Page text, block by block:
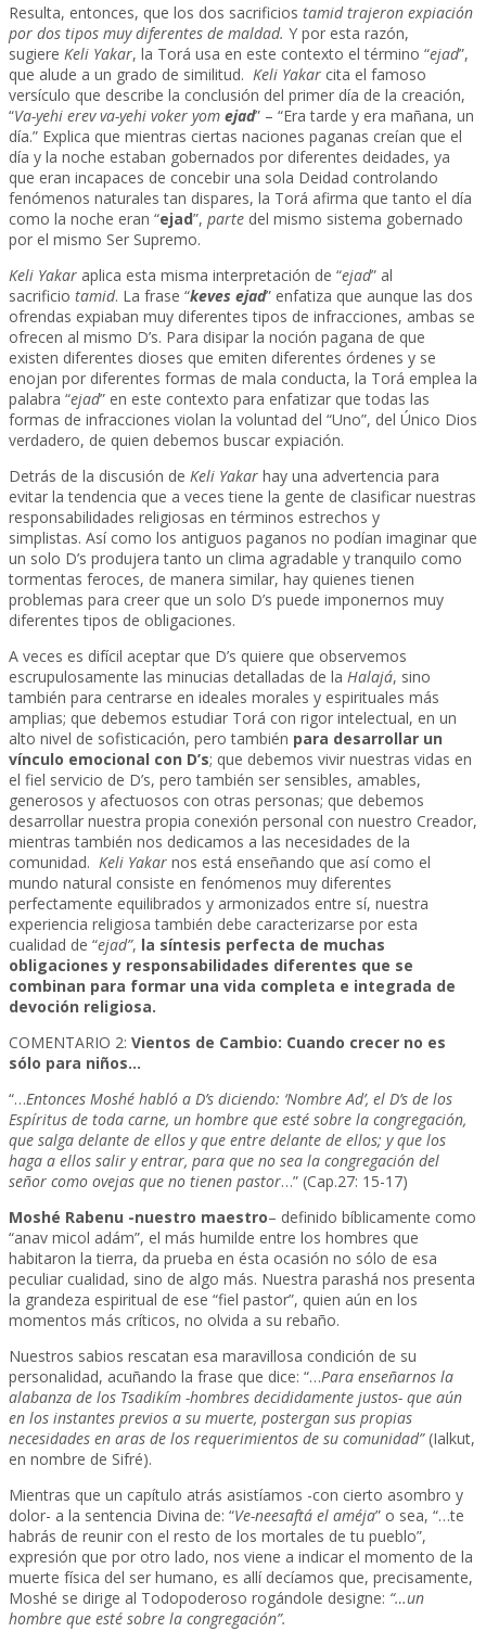
Resulta, entonces, que los dos sacrificios tamid trajeron expiación
por dos tipos muy diferentes de maldad. Y por esta razón,
sugiere Keli Yakar, la Torá usa en este contexto el término “ejad”,
que alude a un grado de similitud. Keli Yakar cita el famoso
versículo que describe la conclusión del primer día de la creación,
“Va-yehi erev va-yehi voker yom ejad” – “Era tarde y era mañana, un
día.” Explica que mientras ciertas naciones paganas creían que el
día y la noche estaban gobernados por diferentes deidades, ya
que eran incapaces de concebir una sola Deidad controlando
fenómenos naturales tan dispares, la Torá afirma que tanto el día
como la noche eran “ejad”, parte del mismo sistema gobernado
por el mismo Ser Supremo.
Keli Yakar aplica esta misma interpretación de “ejad” al
sacrificio tamid. La frase “keves ejad” enfatiza que aunque las dos
ofrendas expiaban muy diferentes tipos de infracciones, ambas se
ofrecen al mismo D’s. Para disipar la noción pagana de que
existen diferentes dioses que emiten diferentes órdenes y se
enojan por diferentes formas de mala conducta, la Torá emplea la
palabra “ejad” en este contexto para enfatizar que todas las
formas de infracciones violan la voluntad del “Uno”, del Único Dios
verdadero, de quien debemos buscar expiación.
Detrás de la discusión de Keli Yakar hay una advertencia para
evitar la tendencia que a veces tiene la gente de clasificar nuestras
responsabilidades religiosas en términos estrechos y
simplistas. Así como los antiguos paganos no podían imaginar que
un solo D’s produjera tanto un clima agradable y tranquilo como
tormentas feroces, de manera similar, hay quienes tienen
problemas para creer que un solo D’s puede imponernos muy
diferentes tipos de obligaciones.
A veces es difícil aceptar que D’s quiere que observemos
escrupulosamente las minucias detalladas de la Halajá, sino
también para centrarse en ideales morales y espirituales más
amplias; que debemos estudiar Torá con rigor intelectual, en un
alto nivel de sofisticación, pero también para desarrollar un
vínculo emocional con D’s; que debemos vivir nuestras vidas en
el fiel servicio de D’s, pero también ser sensibles, amables,
generosos y afectuosos con otras personas; que debemos
desarrollar nuestra propia conexión personal con nuestro Creador,
mientras también nos dedicamos a las necesidades de la
comunidad. Keli Yakar nos está enseñando que así como el
mundo natural consiste en fenómenos muy diferentes
perfectamente equilibrados y armonizados entre sí, nuestra
experiencia religiosa también debe caracterizarse por esta
cualidad de “ejad”, la síntesis perfecta de muchas
obligaciones y responsabilidades diferentes que se
combinan para formar una vida completa e integrada de
devoción religiosa.
COMENTARIO 2: Vientos de Cambio: Cuando crecer no es
sólo para niños…
“…Entonces Moshé habló a D’s diciendo: ‘Nombre Ad’, el D’s de los
Espíritus de toda carne, un hombre que esté sobre la congregación,
que salga delante de ellos y que entre delante de ellos; y que los
haga a ellos salir y entrar, para que no sea la congregación del
señor como ovejas que no tienen pastor…” (Cap.27: 15-17)
Moshé Rabenu -nuestro maestro– definido bíblicamente como
“anav micol adám”, el más humilde entre los hombres que
habitaron la tierra, da prueba en ésta ocasión no sólo de esa
peculiar cualidad, sino de algo más. Nuestra parashá nos presenta
la grandeza espiritual de ese “fiel pastor”, quien aún en los
momentos más críticos, no olvida a su rebaño.
Nuestros sabios rescatan esa maravillosa condición de su
personalidad, acuñando la frase que dice: “…Para enseñarnos la
alabanza de los Tsadikím -hombres decididamente justos- que aún
en los instantes previos a su muerte, postergan sus propias
necesidades en aras de los requerimientos de su comunidad”(Ialkut,
en nombre de Sifré).
Mientras que un capítulo atrás asistíamos -con cierto asombro y
dolor- a la sentencia Divina de: “Ve-neesaftá el améja” o sea, “…te
habrás de reunir con el resto de los mortales de tu pueblo”,
expresión que por otro lado, nos viene a indicar el momento de la
muerte física del ser humano, es allí decíamos que, precisamente,
Moshé se dirige al Todopoderoso rogándole designe: “…un
hombre que esté sobre la congregación”.